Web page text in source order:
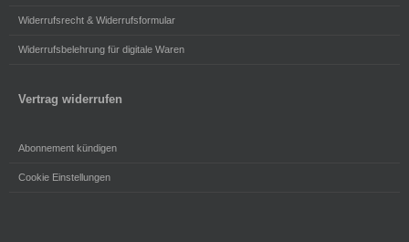
Widerrufsrecht & Widerrufsformular
Widerrufsbelehrung für digitale Waren
Vertrag widerrufen
Abonnement kündigen
Cookie Einstellungen